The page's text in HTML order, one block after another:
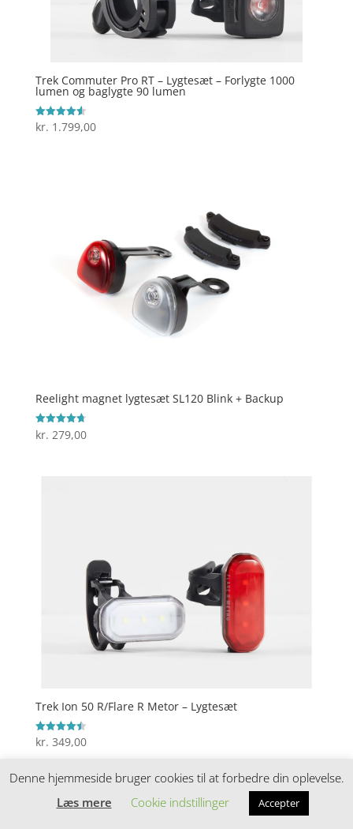
Trek Commuter Pro RT – Lygtesæt – Forlygte 1000
lumen og baglygte 90 lumen
Vurderet
4.6
kr. 1.799,00
Reelight magnet lygtesæt SL120 Blink + Backup
Vurderet
4.7
kr. 279,00
Trek Ion 50 R/Flare R Metor – Lygtesæt
Vurderet
4.5
kr. 349,00
Søg
Denne hjemmeside bruger cookies til at forbedre din oplevelse.
Læs mere
Cookie indstillinger Accepter